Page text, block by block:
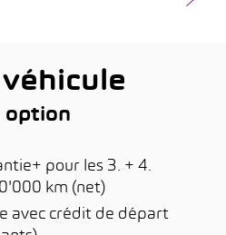
option
pour les 3. + 4.
km (net)
avec crédit de départ